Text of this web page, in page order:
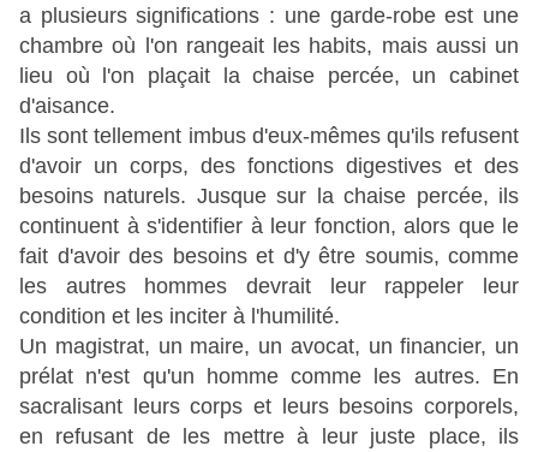
a plusieurs significations : une garde-robe est une
chambre où l'on rangeait les habits, mais aussi un
lieu où l'on plaçait la chaise percée, un cabinet
d'aisance.
Ils sont tellement imbus d'eux-mêmes qu'ils refusent
d'avoir un corps, des fonctions digestives et des
besoins naturels. Jusque sur la chaise percée, ils
continuent à s'identifier à leur fonction, alors que le
fait d'avoir des besoins et d'y être soumis, comme
les autres hommes devrait leur rappeler leur
condition et les inciter à l'humilité.
Un magistrat, un maire, un avocat, un financier, un
prélat n'est qu'un homme comme les autres. En
sacralisant leurs corps et leurs besoins corporels,
en refusant de les mettre à leur juste place, ils